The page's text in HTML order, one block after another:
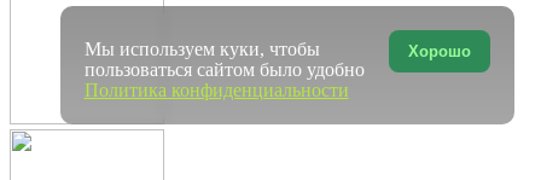
Хорошо
Мы используем куки, чтобы
пользоваться сайтом было удобно
Политика конфиденциальности